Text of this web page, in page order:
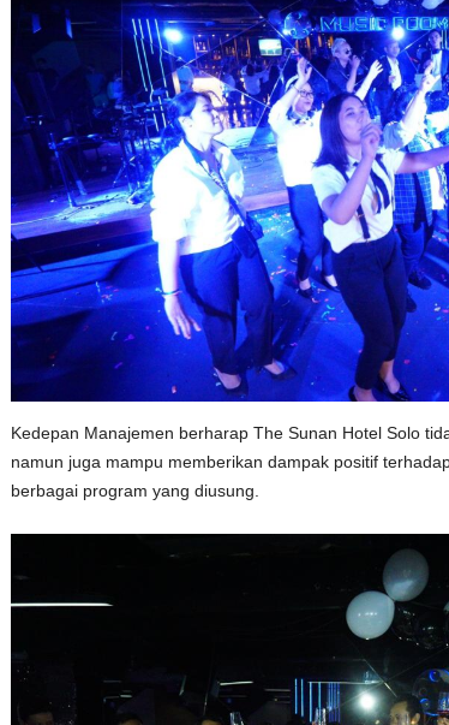
Kedepan Manajemen berharap The Sunan Hotel Solo
namun juga mampu memberikan dampak positif
berbagai program yang diusung.